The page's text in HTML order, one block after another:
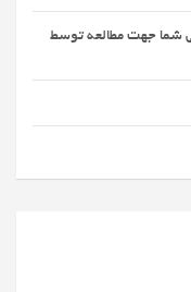
شما جهت مطالعه توسط